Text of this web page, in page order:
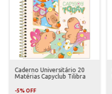
Caderno Universitário 20
Matérias Capyclub Tilibra
-5%OFF